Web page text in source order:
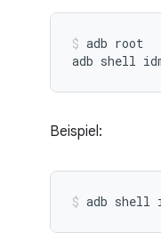
adb root
adb shell
Beispiel:
adb shell